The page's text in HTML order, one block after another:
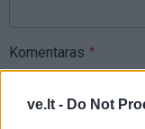
ve.lt - Do Not
Komentaras